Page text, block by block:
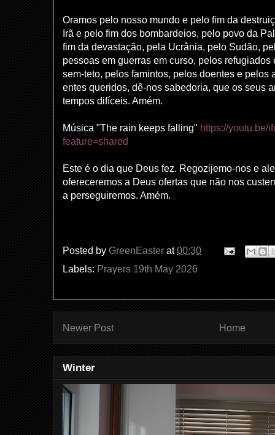
Oramos pelo nosso mundo e pelo fim da
Irã e pelo fim dos bombardeios, pelo povo da
fim da devastação, pela Ucrânia, pelo Sudão,
pessoas em guerras em curso, pelos refugiados
sem-teto, pelos famintos, pelos doentes e pelos
entes queridos, dê-nos sabedoria, que os seus
tempos difíceis. Amém.
Música "The rain keeps falling" https://youtu.be/
feature=shared
Este é o dia que Deus fez. Regozijemo-nos e
ofereceremos a Deus ofertas que não nos
a perseguiremos. Amém.
Posted by GreenEaster at00:30
Labels: Prayers 19th May 2026
Newer Post Home
Winter